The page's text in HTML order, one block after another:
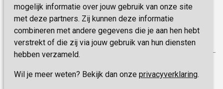
mogelijk informatie over jouw gebruik van onze site
met deze partners. Zij kunnen deze informatie
combineren met andere gegevens die je aan hen hebt
verstrekt of die zij via jouw gebruik van hun diensten
hebben verzameld.
Wil je meer weten? Bekijk dan onze privacyverklaring.
Disclaimer